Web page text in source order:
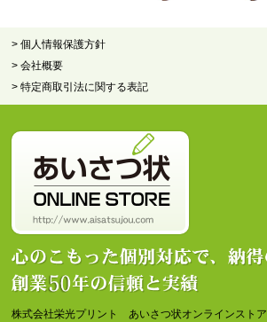
> 個人情報保護方針
> 会社概要
> 特定商取引法に関する表記
株式会社栄光プリント あいさつ状オンラインストア